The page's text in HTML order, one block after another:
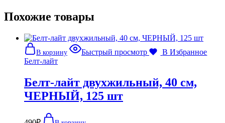
Похожие товары
В корзину Быстрый просмотр
В Избранное
Белт-лайт
Белт-лайт двухжильный, 40 см,
ЧЕРНЫЙ, 125 шт